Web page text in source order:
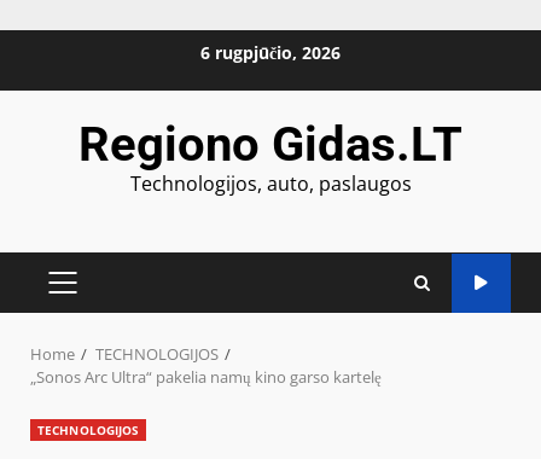
6 rugpjūčio, 2026
Regiono Gidas.LT
Technologijos, auto, paslaugos
PRIMARY
Home
TECHNOLOGIJOS
„Sonos Arc Ultra“ pakelia namų kino garso kartelę
TECHNOLOGIJOS